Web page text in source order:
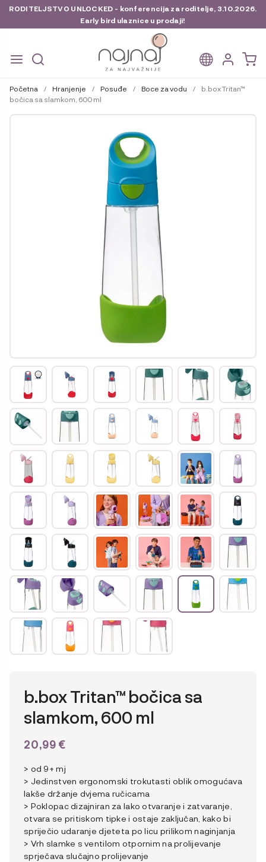
RODITELJSTVO UNLOCKED - konferencija za roditelje, 3.10.2026.
Early bird ulaznice u prodaji!
na
navigaciju
do
sadržaja
Početna / Hranjenje / Posuđe / Boce za vodu /
b.box Tritan™
bočica sa slamkom, 600 ml
b.box Tritan™ bočica sa
slamkom, 600 ml
20,99 €
> od 9+ mj
> Jedinstven ergonomski trokutasti oblik omogućava
lakše držanje dvjema ručicama
> Poklopac dizajniran za lako otvaranje i zatvaranje,
otvara se pritiskom tipke i ostaje zaključan, kako bi
spriječio udaranje djeteta po licu prilikom naginjanja
> Vrh slamke s ventilom otpornim na prolijevanje
sprječava slučajno prolijevanje